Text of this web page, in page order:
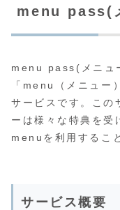
menu pass(
menu pass(メニュ
「menu（メニュー
サービスです。この
ーは様々な特典を受
menuを利用するこ
サービス概要